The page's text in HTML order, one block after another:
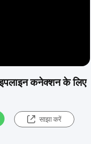
कनेक्शन के लिए
साझा करें